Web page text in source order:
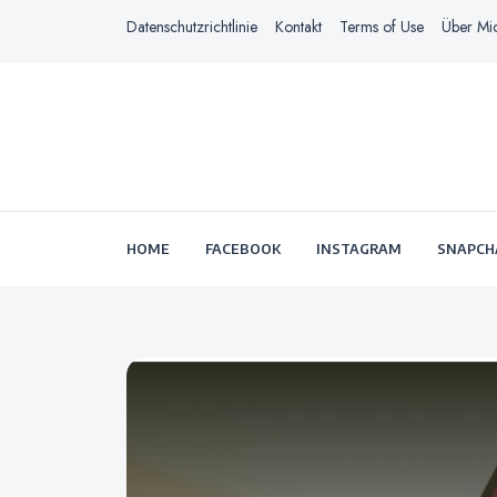
Datenschutzrichtlinie Kontakt Terms of Use Über
HOME FACEBOOK INSTAGRAM